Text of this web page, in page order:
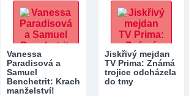
Vanessa
Paradisová a
Samuel
Benchetrit: Krach
manželství!
Jiskřivý mejdan
TV Prima: Známá
trojice odcházela
do tmy